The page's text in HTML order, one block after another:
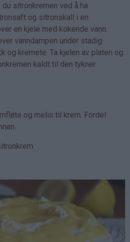
sitronkremen ved å ha
og sitronskall i en
en kjele med kokende vann.
vanndampen under stadig
og kremete. Ta kjelen av platen og
kaldt til den tykner.
og melis til krem. Fordel